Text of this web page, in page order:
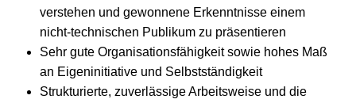
verstehen und gewonnene Erkenntnisse einem
nicht-technischen Publikum zu präsentieren
Sehr gute Organisationsfähigkeit sowie hohes Maß
an Eigeninitiative und Selbstständigkeit
Strukturierte, zuverlässige Arbeitsweise und die